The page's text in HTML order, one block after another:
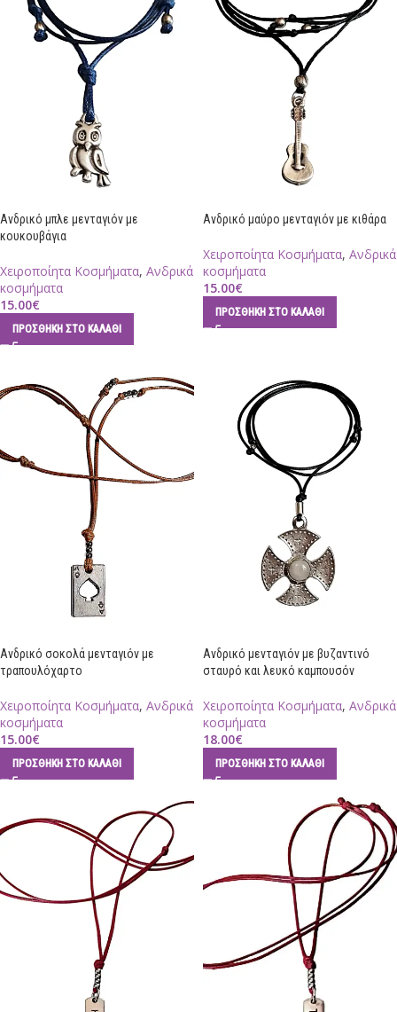
Ανδρικό μπλε μενταγιόν με
κουκουβάγια
Χειροποίητα Κοσμήματα, Ανδρικά
κοσμήματα
15.00€
ΠΡΟΣΘΉΚΗ ΣΤΟ ΚΑΛΆΘΙ
Ανδρικό μαύρο μενταγιόν με κιθάρα
Χειροποίητα Κοσμήματα, Ανδρικά
κοσμήματα
15.00€
ΠΡΟΣΘΉΚΗ ΣΤΟ ΚΑΛΆΘΙ
Ανδρικό σοκολά μενταγιόν με
τραπουλόχαρτο
Χειροποίητα Κοσμήματα, Ανδρικά
κοσμήματα
15.00€
ΠΡΟΣΘΉΚΗ ΣΤΟ ΚΑΛΆΘΙ
Ανδρικό μενταγιόν με βυζαντινό
σταυρό και λευκό καμπουσόν
Χειροποίητα Κοσμήματα, Ανδρικά
κοσμήματα
18.00€
ΠΡΟΣΘΉΚΗ ΣΤΟ ΚΑΛΆΘΙ